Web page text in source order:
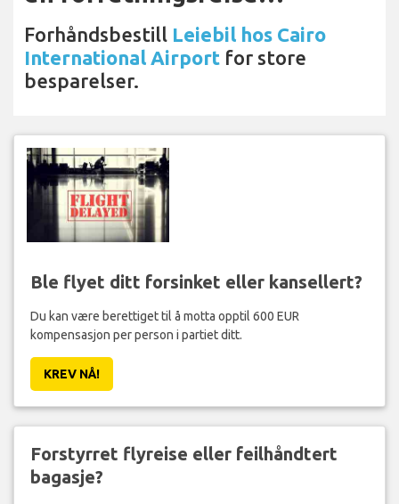
Forhåndsbestill Leiebil hos Cairo
International Airport for store
besparelser.
Ble flyet ditt forsinket eller kansellert?
Du kan være berettiget til å motta opptil 600 EUR
kompensasjon per person i partiet ditt.
KREV NÅ!
Forstyrret flyreise eller feilhåndtert
bagasje?